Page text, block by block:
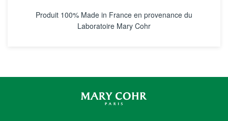
Produit 100% Made in France en provenance du
Laboratoire Mary Cohr